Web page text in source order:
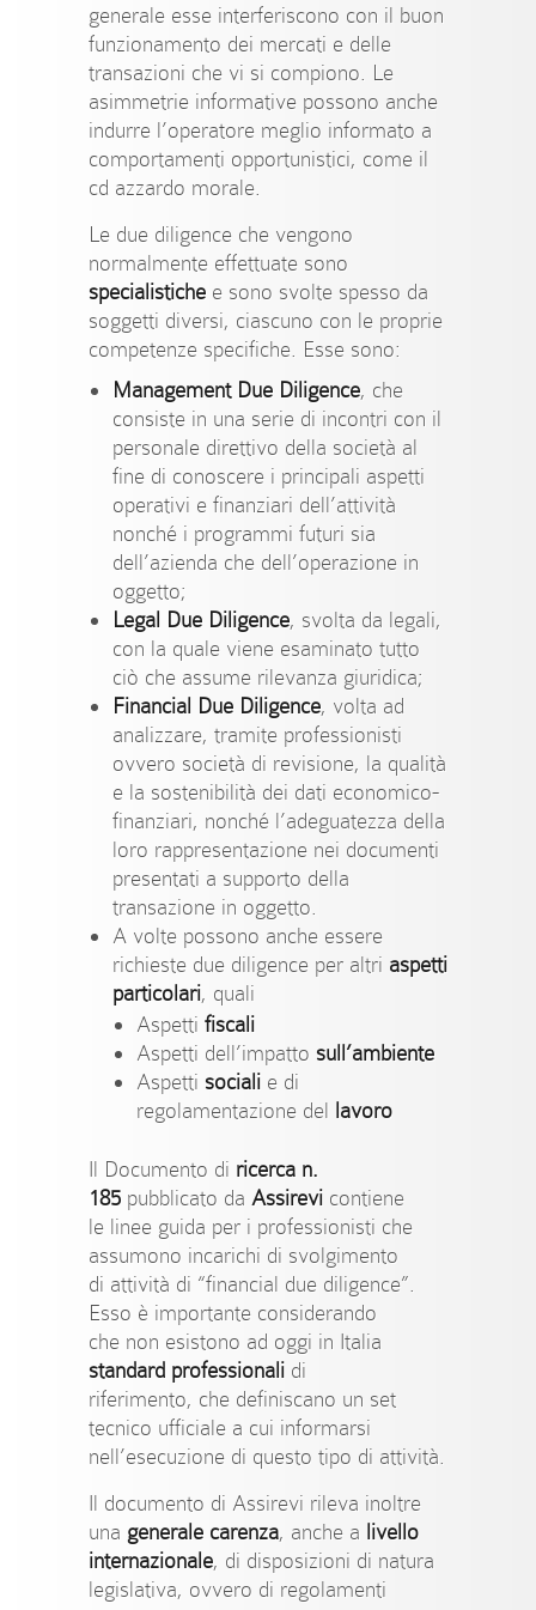
generale esse interferiscono con il buon
funzionamento dei mercati e delle
transazioni che vi si compiono. Le
asimmetrie informative possono anche
indurre l’operatore meglio informato a
comportamenti opportunistici, come il
cd azzardo morale.
Le due diligence che vengono
normalmente effettuate sono
specialistiche e sono svolte spesso da
soggetti diversi, ciascuno con le proprie
competenze specifiche. Esse sono:
Management Due Diligence, che
consiste in una serie di incontri con il
personale direttivo della società al
fine di conoscere i principali aspetti
operativi e finanziari dell’attività
nonché i programmi futuri sia
dell’azienda che dell’operazione in
oggetto;
Legal Due Diligence, svolta da legali,
con la quale viene esaminato tutto
ciò che assume rilevanza giuridica;
Financial Due Diligence, volta ad
analizzare, tramite professionisti
ovvero società di revisione, la qualità
e la sostenibilità dei dati economico-
finanziari, nonché l’adeguatezza della
loro rappresentazione nei documenti
presentati a supporto della
transazione in oggetto.
A volte possono anche essere
richieste due diligence per altri aspetti
particolari, quali
Aspetti fiscali
Aspetti dell’impatto sull’ambiente
Aspetti sociali e di
regolamentazione del lavoro
Il Documento di ricerca n.
185 pubblicato da Assirevi contiene
le linee guida per i professionisti che
assumono incarichi di svolgimento
di attività di “financial due diligence”.
Esso è importante considerando
che non esistono ad oggi in Italia
standard professionali di
riferimento, che definiscano un set
tecnico ufficiale a cui informarsi
nell’esecuzione di questo tipo di attività.
Il documento di Assirevi rileva inoltre
una generale carenza, anche a livello
internazionale, di disposizioni di natura
legislativa, ovvero di regolamenti